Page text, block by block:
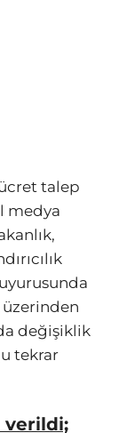
ücret talep
medya
üzerinden
değişiklik
tekrar
verildi;